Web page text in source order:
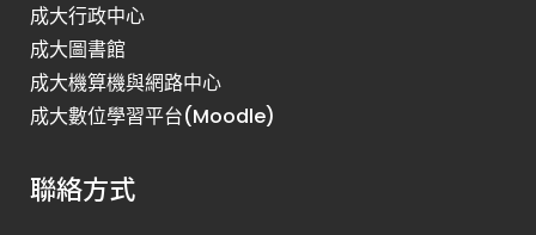
成大行政中心
成大圖書館
成大機算機與網路中心
成大數位學習平台(Moodle)
聯絡方式